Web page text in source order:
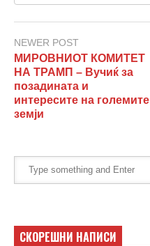
NEWER POST
МИРОВНИОТ КОМИТЕТ
НА ТРАМП – Вучиќ за
позадината и
интересите на големите
земји
СКОРЕШНИ НАПИСИ